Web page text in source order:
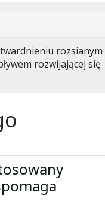
rozsianym
rozwijającej się